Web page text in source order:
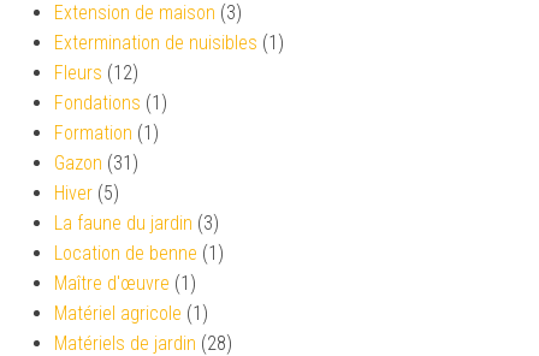
Extension de maison (3)
Extermination de nuisibles (1)
Fleurs (12)
Fondations (1)
Formation (1)
Gazon (31)
Hiver (5)
La faune du jardin (3)
Location de benne (1)
Maître d'œuvre (1)
Matériel agricole (1)
Matériels de jardin (28)